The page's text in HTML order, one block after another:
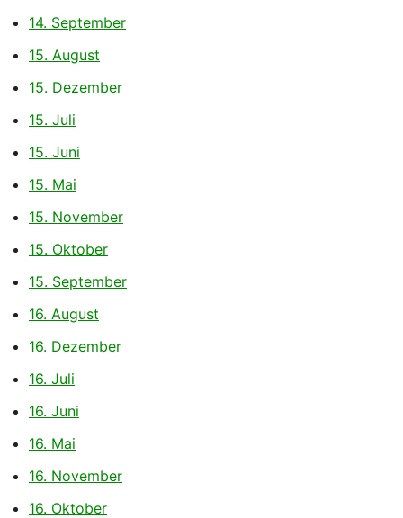
14. September
15. August
15. Dezember
15. Juli
15. Juni
15. Mai
15. November
15. Oktober
15. September
16. August
16. Dezember
16. Juli
16. Juni
16. Mai
16. November
16. Oktober